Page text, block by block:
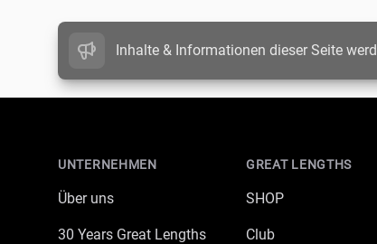
Inhalte & Informationen dieser Seite
UNTERNEHMEN
Über uns
30 Years Great Lengths
GREAT LENGTHS
SHOP
Club